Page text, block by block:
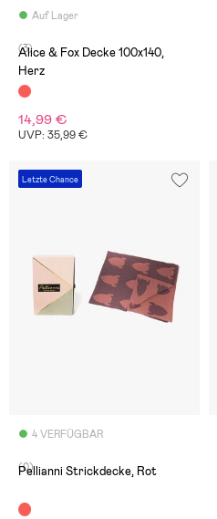
Auf Lager
(3)
Alice & Fox Decke 100x140,
Herz
14,99 €
UVP: 35,99 €
Letzte Chance
4 VERFÜGBAR
(0)
Pellianni Strickdecke, Rot